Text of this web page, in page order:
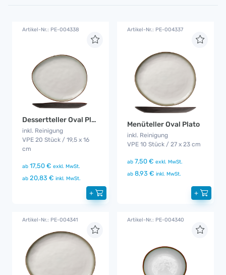
Artikel-Nr.: PE-004338
Dessertteller Oval Plato
inkl. Reinigung
VPE 20 Stück / 19,5 x 16
cm
ab 17,50 € exkl. MwSt.
ab 20,83 € inkl. MwSt.
+
Artikel-Nr.: PE-004337
Menüteller Oval Plato
inkl. Reinigung
VPE 10 Stück / 27 x 23 cm
ab 7,50 € exkl. MwSt.
ab 8,93 € inkl. MwSt.
+
Artikel-Nr.: PE-004341 Artikel-Nr.: PE-004340